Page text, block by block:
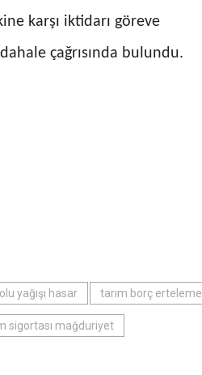
karşı iktidarı göreve
çağrısında bulundu.
yağışı hasar tarım borç erteleme
sigortası mağduriyet